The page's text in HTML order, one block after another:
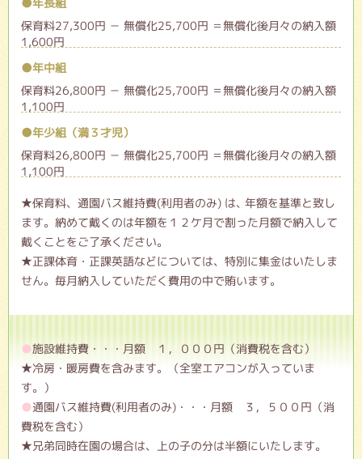
保育料27,300円 － 無償化25,700円 ＝無償化後月々の納入額
1,600円
●年中組
保育料26,800円 － 無償化25,700円 ＝無償化後月々の納入額
1,100円
●年少組（満３才児）
保育料26,800円 － 無償化25,700円 ＝無償化後月々の納入額
1,100円
★保育料、通園バス維持費(利用者のみ) は､ 年額を基準と致し
ます。納めて戴くのは年額を１２ケ月で割った月額で納入して
戴くことをご了承ください。
★正課体育・正課英語などについては、特別に集金はいたしま
せん。毎月納入していただく費用の中で賄います。
施設維持費・・・月額 １，０００円（消費税を含む）
★冷房・暖房費を含みます。（全室エアコンが入っていま
す。）
通園バス維持費(利用者のみ)・・・月額 ３，５００円（消
費税を含む）
★兄弟同時在園の場合は、上の子の分は半額にいたします。